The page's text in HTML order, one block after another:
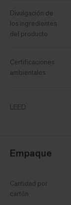
Divulgación de
los ingredientes
del producto
Certificaciones
ambientales
LEED
Empaque
Cantidad por
cartón